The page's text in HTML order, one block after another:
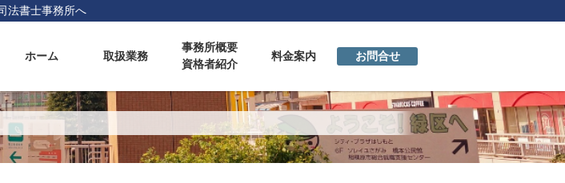
法書士事務所へ
ホーム 取扱業務
事務所概要
資格者紹介
料金案内 お問合せ